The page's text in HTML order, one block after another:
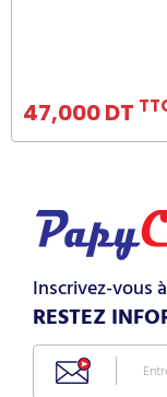
47,000 DT
Inscrivez-vous
RESTEZ